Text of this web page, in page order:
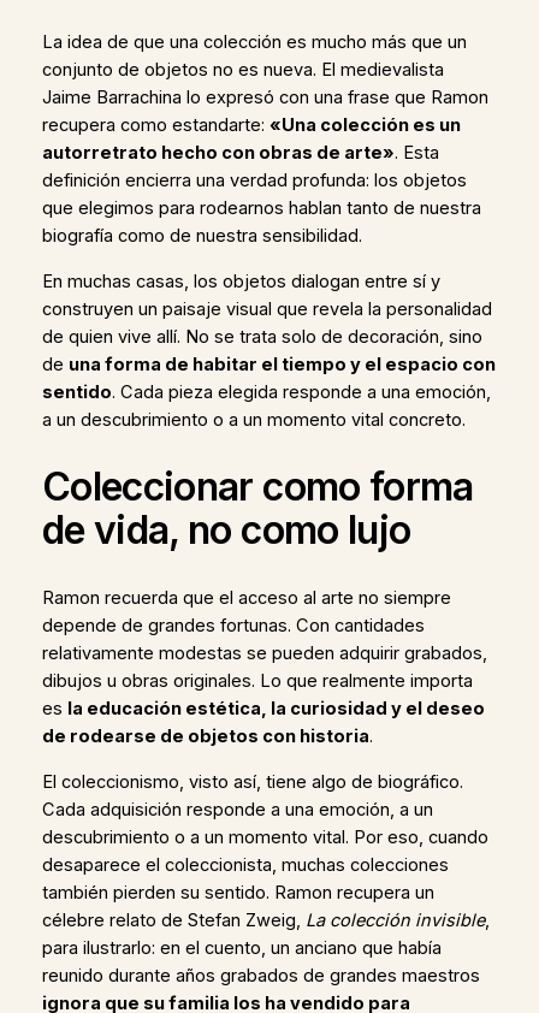
La idea de que una colección es mucho más que un
conjunto de objetos no es nueva. El medievalista
Jaime Barrachina lo expresó con una frase que Ramon
recupera como estandarte: «Una colección es un
autorretrato hecho con obras de arte». Esta
definición encierra una verdad profunda: los objetos
que elegimos para rodearnos hablan tanto de nuestra
biografía como de nuestra sensibilidad.
En muchas casas, los objetos dialogan entre sí y
construyen un paisaje visual que revela la personalidad
de quien vive allí. No se trata solo de decoración, sino
de una forma de habitar el tiempo y el espacio con
sentido. Cada pieza elegida responde a una emoción,
a un descubrimiento o a un momento vital concreto.
Coleccionar como forma
de vida, no como lujo
Ramon recuerda que el acceso al arte no siempre
depende de grandes fortunas. Con cantidades
relativamente modestas se pueden adquirir grabados,
dibujos u obras originales. Lo que realmente importa
es la educación estética, la curiosidad y el deseo
de rodearse de objetos con historia.
El coleccionismo, visto así, tiene algo de biográfico.
Cada adquisición responde a una emoción, a un
descubrimiento o a un momento vital. Por eso, cuando
desaparece el coleccionista, muchas colecciones
también pierden su sentido. Ramon recupera un
célebre relato de Stefan Zweig, La colección invisible,
para ilustrarlo: en el cuento, un anciano que había
reunido durante años grabados de grandes maestros
ignora que su familia los ha vendido para